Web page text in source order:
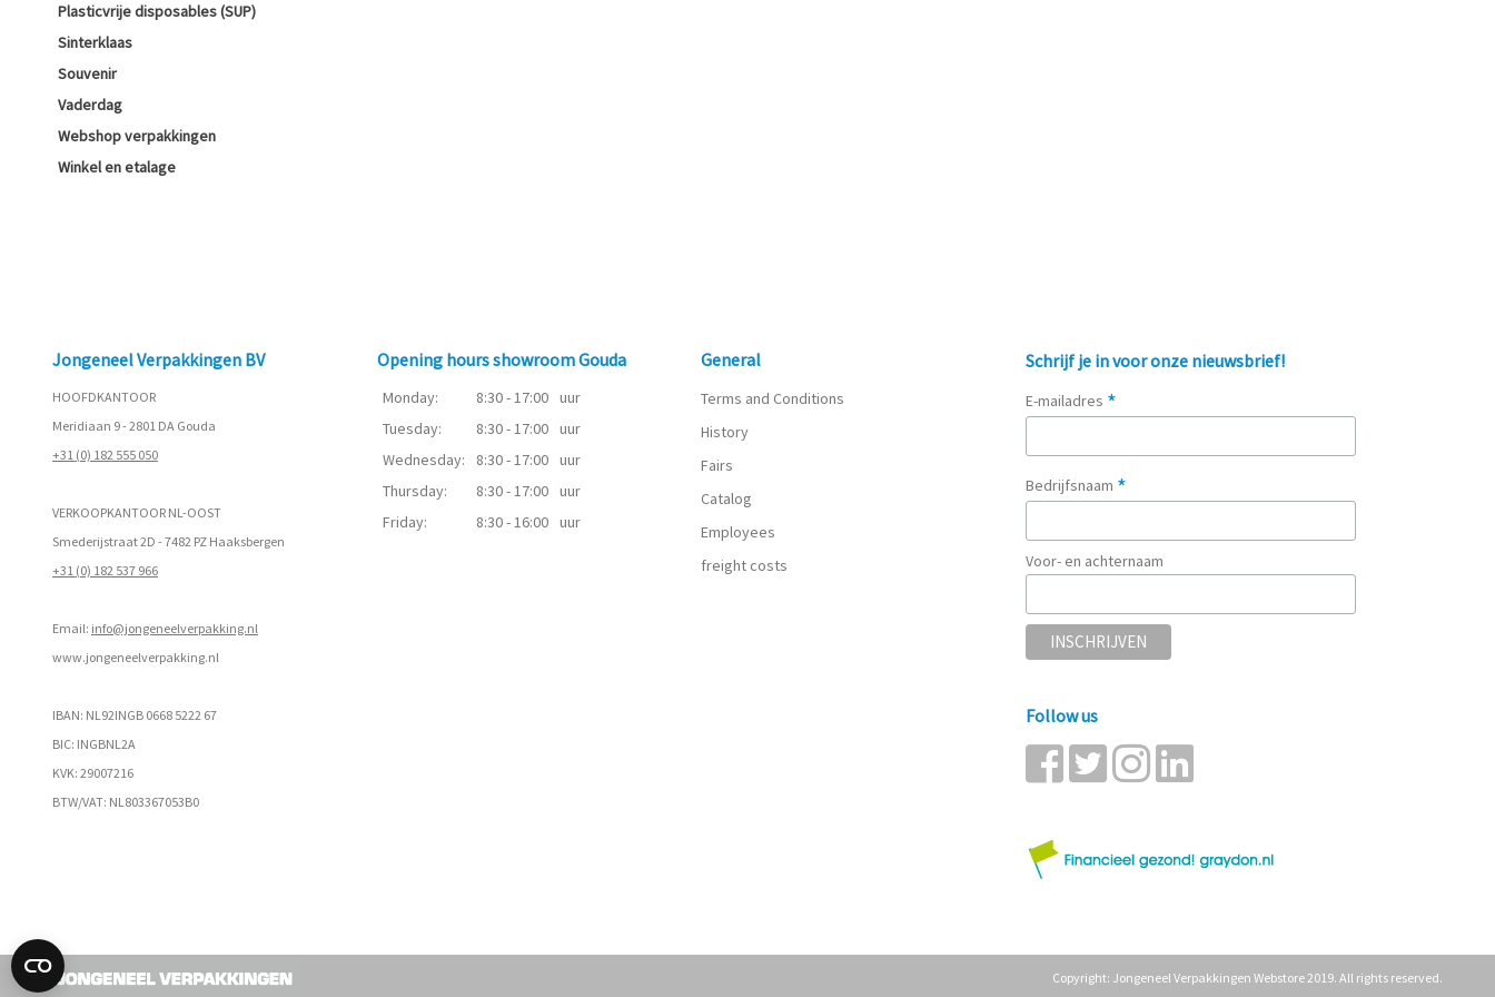
Plasticvrije disposables (SUP)
Sinterklaas
Souvenir
Vaderdag
Webshop verpakkingen
Winkel en etalage
Jongeneel Verpakkingen BV
HOOFDKANTOOR
Meridiaan 9 - 2801 DA Gouda
+31 (0) 182 555 050
VERKOOPKANTOOR NL-OOST
Smederijstraat 2D - 7482 PZ Haaksbergen
+31 (0) 182 537 966
Email: info@jongeneelverpakking.nl
www.jongeneelverpakking.nl
IBAN: NL92INGB 0668 5222 67
BIC: INGBNL2A
KVK: 29007216
BTW/VAT: NL803367053B0
Opening hours showroom Gouda
Monday: 8:30 - 17:00 uur
Tuesday:
8:30 - 17:00 uur
Wednesday:
8:30 - 17:00 uur
Thursday:
8:30 - 17:00 uur
Friday:
8:30 - 16:00 uur
General
Terms and Conditions
History
Fairs
Catalog
Employees
freight costs
Schrijf je in voor onze nieuwsbrief!
E-mailadres *
Bedrijfsnaam *
Voor- en achternaam
Follow us
Copyright: Jongeneel Verpakkingen Webstore 2019. All rights reserved.